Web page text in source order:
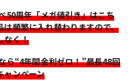
50周年「メガ値引き」はこち
は頻繁に入れ替わりますので、
なく！
ら“4年間金利ゼロ！”最長48回
ャンペーン